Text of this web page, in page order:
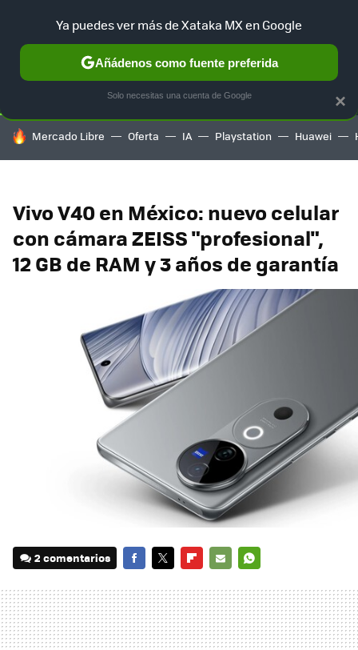
SELECCIÓN GAMING HOME AUTO TERRITORIO
HOY SE HABLA DE
Mercado Libre Oferta IA Playstation Huawei
Vivo V40 en México: nuevo celular
con cámara ZEISS "profesional",
12 GB de RAM y 3 años de garantía
2 comentarios
MAIL
×
Ya puedes ver más de Xataka MX en Google
Añádenos como fuente preferida
Solo necesitas una cuenta de Google